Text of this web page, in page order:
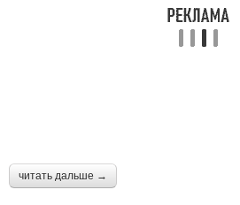
читать дальше →